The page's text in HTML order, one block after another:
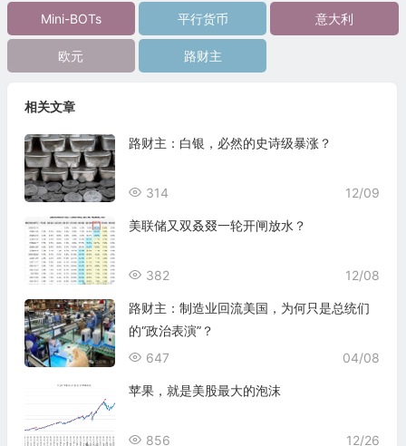
Mini-BOTs 平行货币 意大利
欧元 路财主
相关文章
路财主：白银，必然的史诗级暴涨？
12/09
314
美联储又双叒叕一轮开闸放水？
12/08
382
路财主：制造业回流美国，为何只是总统们
的“政治表演”？
04/08
647
苹果，就是美股最大的泡沫
12/26
856